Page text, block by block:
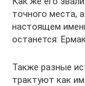
точного места,
настоящем
останется:
Также разные
трактуют как